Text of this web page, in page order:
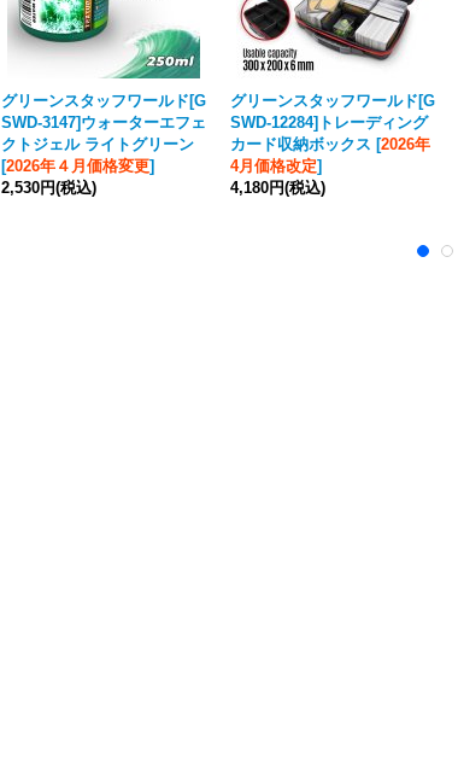
グリーンスタッフワールド[G
SWD-3147]ウォーターエフェ
クトジェル ライトグリーン
[2026年４月価格変更]
2,530円(税込)
グリーンスタッフワールド[G
SWD-12284]トレーディング
カード収納ボックス [2026年
4月価格改定]
4,180円(税込)